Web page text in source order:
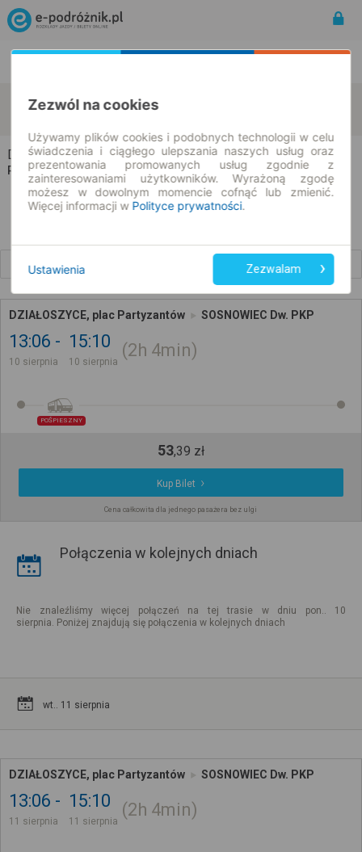
Działoszyce Sosnowiec
Działoszyce → Sosnowiec
Rozkład jazdy i bilety
DZIAŁOSZYCE, plac Partyzantów SOSNOWIEC Dw. PKP
13:06
10 sierpnia
15:10
10 sierpnia
2h 4min
POŚPIESZNY
53,39 zł
Kup Bilet
Cena całkowita dla jednego pasażera bez ulgi
Połączenia w kolejnych dniach
Nie znaleźliśmy więcej połączeń na tej trasie w dniu pon.. 10
sierpnia. Poniżej znajdują się połączenia w kolejnych dniach
wt.. 11 sierpnia
DZIAŁOSZYCE, plac Partyzantów SOSNOWIEC Dw. PKP
13:06
11 sierpnia
15:10
11 sierpnia
2h 4min
Zezwól na cookies
Używamy plików cookies i podobnych technologii w celu
świadczenia i ciągłego ulepszania naszych usług oraz
prezentowania promowanych usług zgodnie z
zainteresowaniami użytkowników. Wyrażoną zgodę
możesz w dowolnym momencie cofnąć lub zmienić.
Więcej informacji w Polityce prywatności.
Ustawienia Zezwalam